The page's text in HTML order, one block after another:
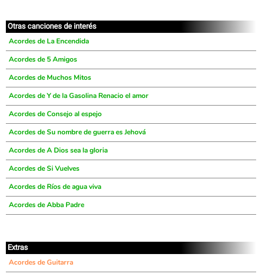
Otras canciones de interés
Acordes de La Encendida
Acordes de 5 Amigos
Acordes de Muchos Mitos
Acordes de Y de la Gasolina Renacio el amor
Acordes de Consejo al espejo
Acordes de Su nombre de guerra es Jehová
Acordes de A Dios sea la gloria
Acordes de Si Vuelves
Acordes de Ríos de agua viva
Acordes de Abba Padre
Extras
Acordes de Guitarra